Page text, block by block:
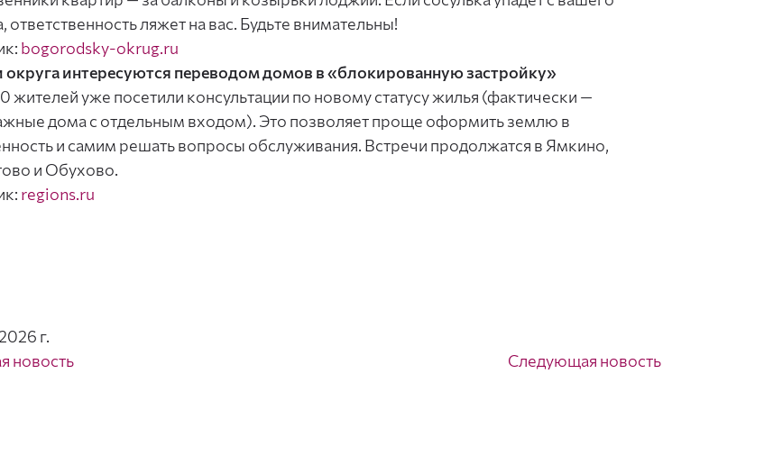
ответственность ляжет на вас. Будьте внимательны!
bogorodsky-okrug.ru
интересуются переводом домов в «блокированную застройку»
жителей уже посетили консультации по новому статусу жилья (фактически —
дома с отдельным входом). Это позволяет проще оформить землю в
и самим решать вопросы обслуживания. Встречи продолжатся в Ямкино,
и Обухово.
regions.ru
г.
новость
Следующая новость